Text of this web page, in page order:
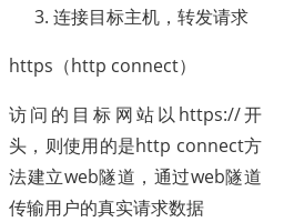
连接目标主机，转发请求
https（http connect）
访问的目标网站以https://开
头，则使用的是http connect方
法建立web隧道，通过web隧道
传输用户的真实请求数据